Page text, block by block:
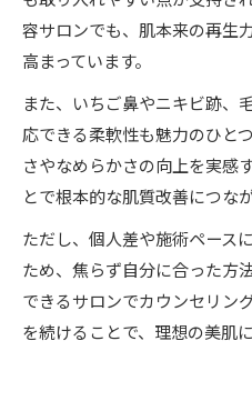
容サロンでも、肌本来の再生
高まっています。
また、いちご鼻やニキビ跡、
応できる柔軟性も魅力のひと
さやなめらかさの向上を実感
とで根本的な肌質改善につな
ただし、個人差や施術ペース
ため、焦らず自分に合った方
できるサロンでカウンセリン
を続けることで、理想の美肌